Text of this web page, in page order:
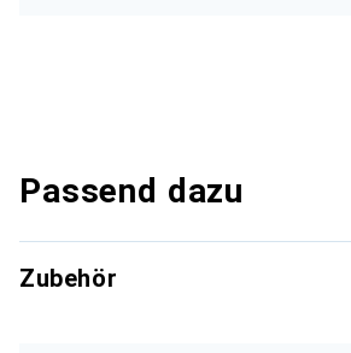
Passend dazu
Zubehör